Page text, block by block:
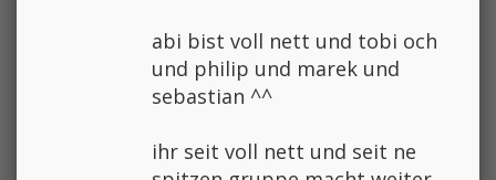
abi bist voll nett und tobi och
und philip und marek und
sebastian ^^
ihr seit voll nett und seit ne